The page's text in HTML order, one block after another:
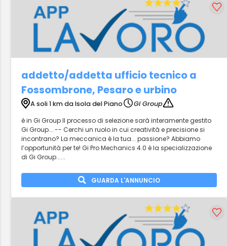
addetto/addetta ufficio tecnico a
Fossombrone, Pesaro e urbino
A soli 1 km da Isola del Piano
Gi Group
è in Gi Group Il processo di selezione sarà interamente gestito
Gi Group... -- Cerchi un ruolo in cui creatività e precisione si
incontrano? La meccanica è la tua... passione? Abbiamo
l’opportunità per te! Gi Pro Mechanics 4.0 è la specializzazione
di Gi Group......
GUARDA L'ANNUNCIO